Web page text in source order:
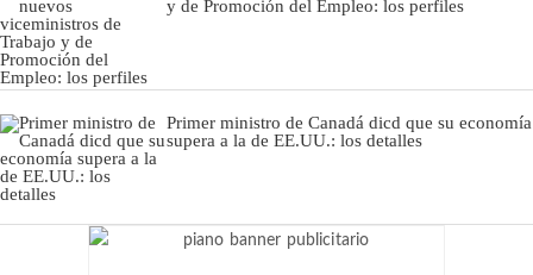
y de Promoción del Empleo: los perfiles
Primer ministro de Canadá dicd que su economía
supera a la de EE.UU.: los detalles